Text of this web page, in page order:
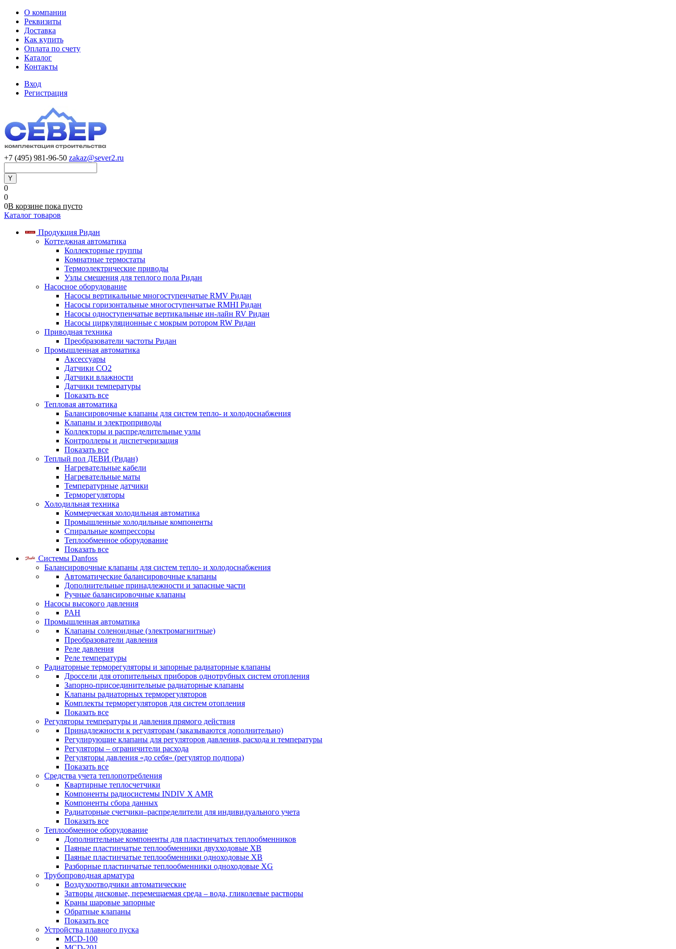
О компании
Реквизиты
Доставка
Как купить
Оплата по счету
Каталог
Контакты
Вход
Регистрация
+7 (495) 981-96-50 zakaz@sever2.ru
0
0
0В корзине пока пусто
Каталог товаров
Продукция Ридан
Коттеджная автоматика
Коллекторные группы
Комнатные термостаты
Термоэлектрические приводы
Узлы смешения для теплого пола Ридан
Насосное оборудование
Насосы вертикальные многоступенчатые RMV Ридан
Насосы горизонтальные многоступенчатые RMHI Ридан
Насосы одноступенчатые вертикальные ин-лайн RV Ридан
Насосы циркуляционные с мокрым ротором RW Ридан
Приводная техника
Преобразователи частоты Ридан
Промышленная автоматика
Аксессуары
Датчики CO2
Датчики влажности
Датчики температуры
Показать все
Тепловая автоматика
Балансировочные клапаны для систем тепло- и холодоснабжения
Клапаны и электроприводы
Коллекторы и распределительные узлы
Контроллеры и диспетчеризация
Показать все
Теплый пол ДЕВИ (Ридан)
Нагревательные кабели
Нагревательные маты
Температурные датчики
Терморегуляторы
Холодильная техника
Коммерческая холодильная автоматика
Промышленные холодильные компоненты
Спиральные компрессоры
Теплообменное оборудование
Показать все
Системы Danfoss
Балансировочные клапаны для систем тепло- и холодоснабжения
Автоматические балансировочные клапаны
Дополнительные принадлежности и запасные части
Ручные балансировочные клапаны
Насосы высокого давления
PAH
Промышленная автоматика
Клапаны соленоидные (электромагнитные)
Преобразователи давления
Реле давления
Реле температуры
Радиаторные терморегуляторы и запорные радиаторные клапаны
Дроссели для отопительных приборов однотрубных систем отопления
Запорно-присоединительные радиаторные клапаны
Клапаны радиаторных терморегуляторов
Комплекты терморегуляторов для систем отопления
Показать все
Регуляторы температуры и давления прямого действия
Принадлежности к регуляторам (заказываются дополнительно)
Регулирующие клапаны для регуляторов давления, расхода и температуры
Регуляторы – ограничители расхода
Регуляторы давления «до себя» (регулятор подпора)
Показать все
Средства учета теплопотребления
Квартирные теплосчетчики
Компоненты радиосистемы INDIV X AMR
Компоненты сбора данных
Радиаторные счетчики–распределители для индивидуального учета
Показать все
Теплообменное оборудование
Дополнительные компоненты для пластинчатых теплообменников
Паяные пластинчатые теплообменники двухходовые XB
Паяные пластинчатые теплообменники одноходовые ХВ
Разборные пластинчатые теплообменники одноходовые ХG
Трубопроводная арматура
Воздухоотводчики автоматические
Затворы дисковые, перемещаемая среда – вода, гликолевые растворы
Краны шаровые запорные
Обратные клапаны
Показать все
Устройства плавного пуска
MCD-100